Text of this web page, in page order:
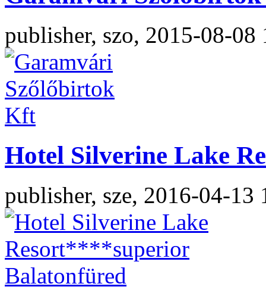
publisher, szo, 2015-08-08
Hotel Silverine Lake
publisher, sze, 2016-04-13